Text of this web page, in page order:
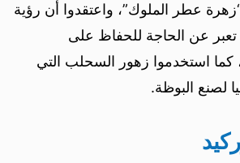
عطر الملوك”، واعتقدوا أن رؤية
عن الحاجة للحفاظ على
كما استخدموا زهور السحلب التي
لصنع البوظة.